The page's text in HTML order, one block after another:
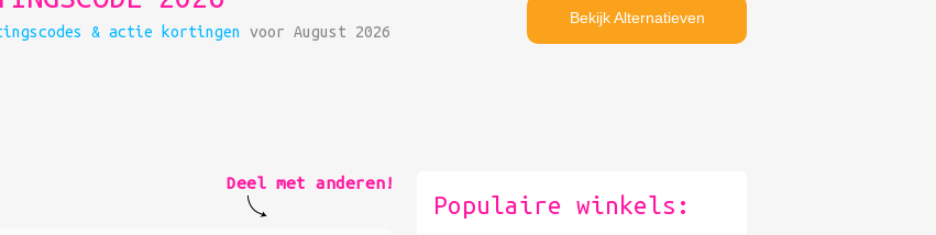
& actie kortingen voor August 2026
Bekijk Alternatieven
Deel met anderen!
Populaire winkels: